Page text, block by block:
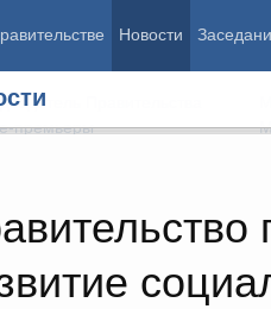
Новости
Правительства
премьеры
Демография
Здоровье